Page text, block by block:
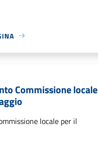
Commissione locale
locale per il